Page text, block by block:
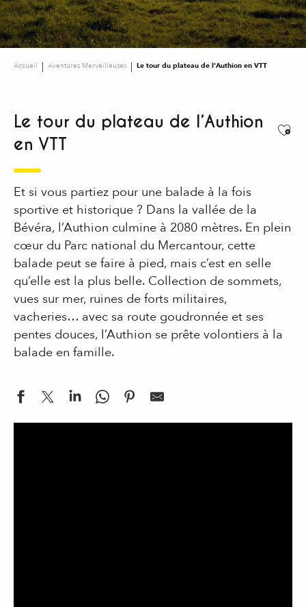
Accueil Aventures Merveilleuses Le tour du plateau de l’Authion en VTT
Le tour du plateau de l’Authion
en VTT
Et si vous partiez pour une balade à la fois
sportive et historique ? Dans la vallée de la
Bévéra, l’Authion culmine à 2080 mètres. En plein
cœur du Parc national du Mercantour, cette
balade peut se faire à pied, mais c’est en selle
qu’elle est la plus belle. Collection de sommets,
vues sur mer, ruines de forts militaires,
vacheries… avec sa route goudronnée et ses
pentes douces, l’Authion se prête volontiers à la
balade en famille.